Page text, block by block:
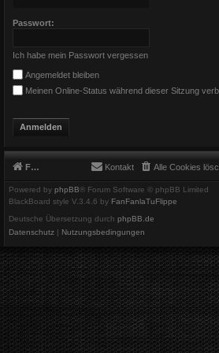
Passwort:
Ich habe mein Passwort vergessen
Angemeldet bleiben
Meinen Online-Status während dieser Sitzung
Foren-Übersicht Alle Cookies
Kontakt
Powered by phpBB® Forum Software © phpBB Limited
BlackBoard style V.3.4.6 by FanFanlaTuFlippe
Deutsche Übersetzung durch phpBB.de
Datenschutz | Nutzungsbedingungen